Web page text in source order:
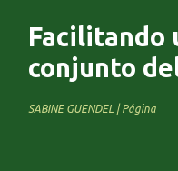
Facilitando
conjunto
SABINE GUENDEL | Página